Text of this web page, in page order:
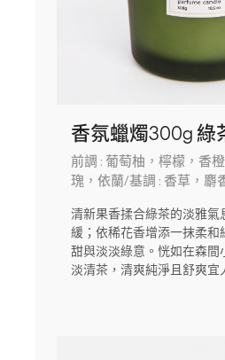
香氛蠟燭300g 綠
前調 : 葡萄柚，檸檬，香
瑰，依蘭/基調 : 香草，麝
清新果香揉合綠茶的淡雅氣
緩；依稀花香增添一抹柔和
甜與淡淡綠意。恍如在森間
淡清茶，清爽純淨且舒爽宜